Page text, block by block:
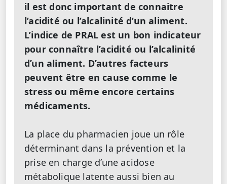
il est donc important de connaitre
l’acidité ou l’alcalinité d’un aliment.
L’indice de PRAL est un bon indicateur
pour connaître l’acidité ou l’alcalinité
d’un aliment. D’autres facteurs
peuvent être en cause comme le
stress ou même encore certains
médicaments.
La place du pharmacien joue un rôle
déterminant dans la prévention et la
prise en charge d’une acidose
métabolique latente aussi bien au